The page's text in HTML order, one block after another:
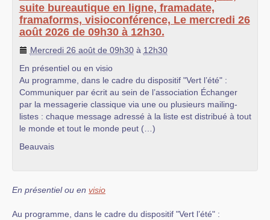
suite bureautique en ligne, framadate,
framaforms, visioconférence, Le mercredi 26
août 2026 de 09h30 à 12h30.
Mercredi 26 août de 09h30à 12h30
En présentiel ou en visio
Au programme, dans le cadre du dispositif "Vert l’été" :
Communiquer par écrit au sein de l’association Échanger
par la messagerie classique via une ou plusieurs mailing-
listes : chaque message adressé à la liste est distribué à tout
le monde et tout le monde peut (…)
Beauvais
En présentiel ou en visio
Au programme, dans le cadre du dispositif "Vert l’été" :